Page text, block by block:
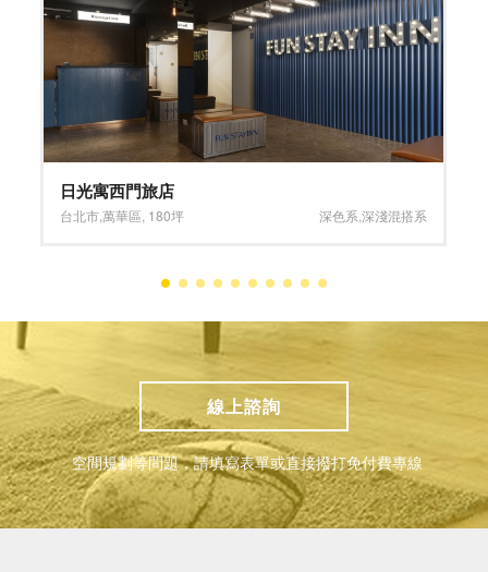
沐晴牙醫診所
苗栗縣,竹南鎮 ,65坪 大坪數,淺色系
線上諮詢
空間規劃等問題，請填寫表單或直接撥打免付費專線